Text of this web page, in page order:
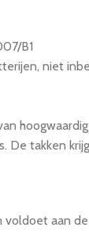
B1
niet
takken
aan